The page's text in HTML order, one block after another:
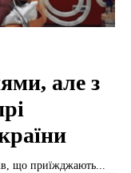
але з
що приїжджають...